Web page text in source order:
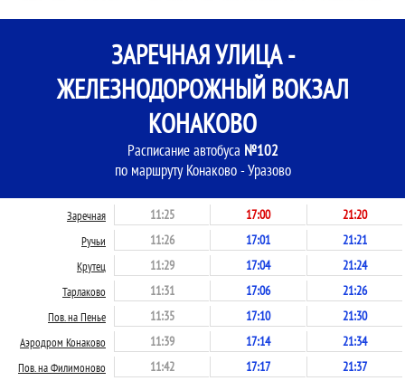
ЗАРЕЧНАЯ УЛИЦА -
ЖЕЛЕЗНОДОРОЖНЫЙ ВОКЗАЛ
КОНАКОВО
Расписание автобуса №102
по маршруту Конаково - Уразово
Заречная 11:25 17:00 21:20
Ручьи 11:26 17:01 21:21
Крутец 11:29 17:04 21:24
Тарлаково 11:31 17:06 21:26
Пов. на Пенье 11:35 17:10 21:30
Аэродром Конаково 11:39 17:14 21:34
Пов. на Филимоново 11:42 17:17 21:37